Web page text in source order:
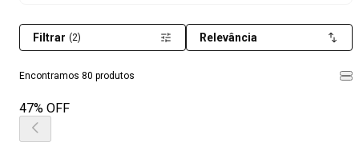
Encontramos 80 produtos
Filtrar (2) Relevância
47% OFF